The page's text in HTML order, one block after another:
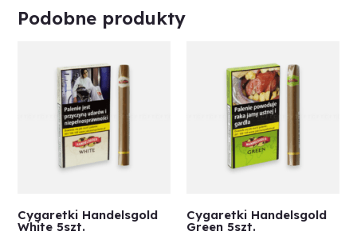
Podobne produkty
Cygaretki Handelsgold
White 5szt.
Cygaretki Handelsgold
Green 5szt.